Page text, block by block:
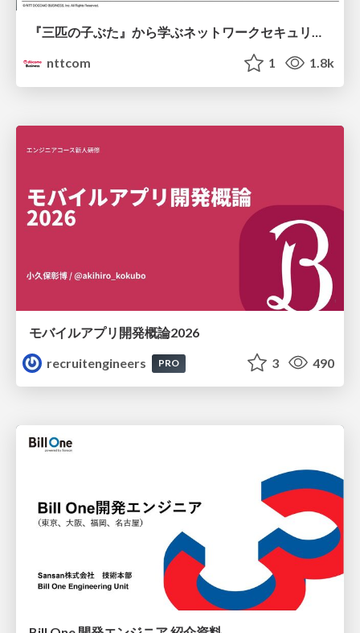
『三匹の子ぶた』から学ぶネットワークセキュリティの昔と今 / Network Security: Then and Now Through the Lens of The Three Little Pigs
nttcom
1 1.8k
モバイルアプリ開発概論2026
recruitengineers
PRO 3 490